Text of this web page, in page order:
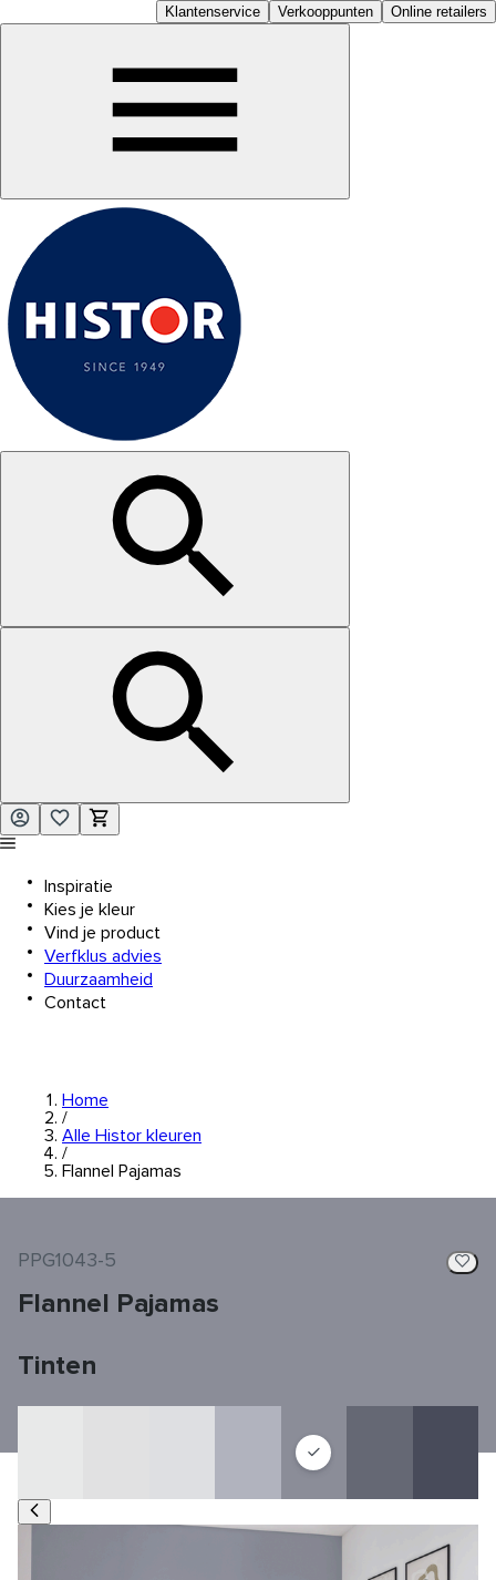
Klantenservice Verkooppunten Online retailers
Inspiratie
Kies je kleur
Vind je product
Verfklus advies
Duurzaamheid
Contact
Home
/
Alle Histor kleuren
/
Flannel Pajamas
PPG1043-5
Flannel Pajamas
Tinten